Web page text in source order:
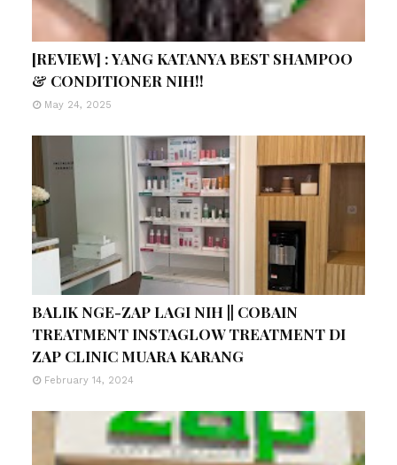
[REVIEW] : YANG KATANYA BEST SHAMPOO
& CONDITIONER NIH!!
May 24, 2025
BALIK NGE-ZAP LAGI NIH || COBAIN
TREATMENT INSTAGLOW TREATMENT DI
ZAP CLINIC MUARA KARANG
February 14, 2024